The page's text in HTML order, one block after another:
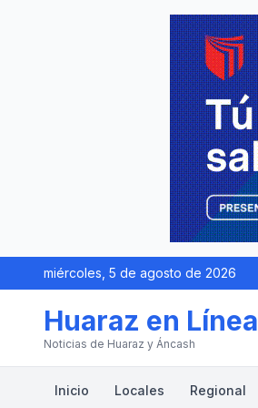
miércoles, 5 de agosto de 2026
Huaraz en Línea
Noticias de Huaraz y Áncash
Inicio Locales Regional